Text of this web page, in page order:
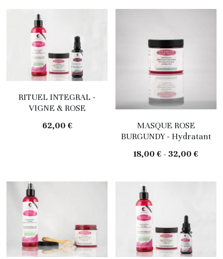
RITUEL INTEGRAL -
VIGNE & ROSE
62,00 €
MASQUE ROSE
BURGUNDY - Hydratant
18,00 € - 32,00 €